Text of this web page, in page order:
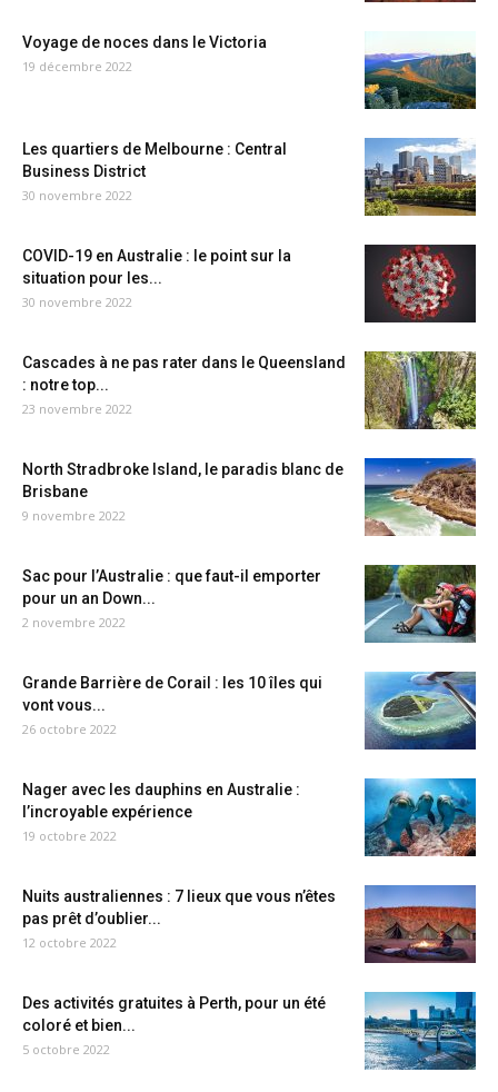
Voyage de noces dans le Victoria
19 décembre 2022
Les quartiers de Melbourne : Central
Business District
30 novembre 2022
COVID-19 en Australie : le point sur la
situation pour les...
30 novembre 2022
Cascades à ne pas rater dans le Queensland
: notre top...
23 novembre 2022
North Stradbroke Island, le paradis blanc de
Brisbane
9 novembre 2022
Sac pour l’Australie : que faut-il emporter
pour un an Down...
2 novembre 2022
Grande Barrière de Corail : les 10 îles qui
vont vous...
26 octobre 2022
Nager avec les dauphins en Australie :
l’incroyable expérience
19 octobre 2022
Nuits australiennes : 7 lieux que vous n’êtes
pas prêt d’oublier...
12 octobre 2022
Des activités gratuites à Perth, pour un été
coloré et bien...
5 octobre 2022